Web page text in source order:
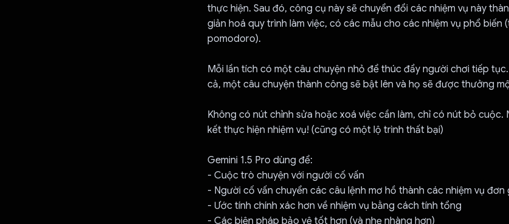
thực hiện. Sau đó, công cụ này sẽ chuyển đổi các nhiệm vụ này
giản hoá quy trình làm việc, có các mẫu cho các nhiệm vụ phổ biến
pomodoro).
Mỗi lần tích có một câu chuyện nhỏ để thúc đẩy người chơi tiếp
cả, một câu chuyện thành công sẽ bật lên và họ sẽ được thưởng
Không có nút chỉnh sửa hoặc xoá việc cần làm, chỉ có nút bỏ cuộc.
kết thực hiện nhiệm vụ! (cũng có một lộ trình thất bại)
Gemini 1.5 Pro dùng để:
- Cuộc trò chuyện với người cố vấn
- Người cố vấn chuyển các câu lệnh mơ hồ thành các nhiệm vụ đơn
- Ước tính chính xác hơn về nhiệm vụ bằng cách tính tổng
- Các biện pháp bảo vệ tốt hơn (và nhẹ nhàng hơn)